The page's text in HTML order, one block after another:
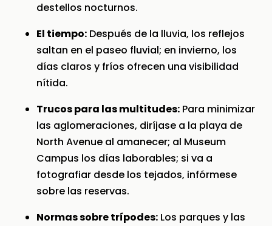
destellos nocturnos.
El tiempo: Después de la lluvia, los reflejos
saltan en el paseo fluvial; en invierno, los
días claros y fríos ofrecen una visibilidad
nítida.
Trucos para las multitudes: Para minimizar
las aglomeraciones, diríjase a la playa de
North Avenue al amanecer; al Museum
Campus los días laborables; si va a
fotografiar desde los tejados, infórmese
sobre las reservas.
Normas sobre trípodes: Los parques y las